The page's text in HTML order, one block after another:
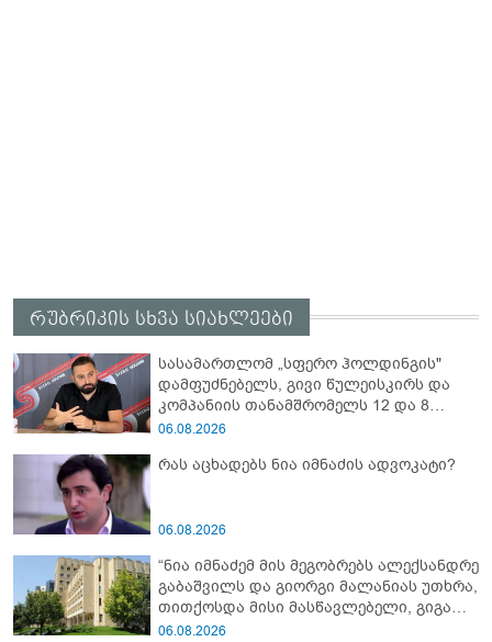
რუბრიკის სხვა სიახლეები
სასამართლომ „სფერო ჰოლდინგის"
დამფუძნებელს, გივი წულეისკირს და
კომპანიის თანამშრომელს 12 და 8
წლით თავისუფლების აღკვეთა
06.08.2026
რას აცხადებს ნია იმნაძის ადვოკატი?
06.08.2026
“ნია იმნაძემ მის მეგობრებს ალექსანდრე
გაბაშვილს და გიორგი მალანიას უთხრა,
თითქოსდა მისი მასწავლებელი, გიგა
ავალიანი ზედმეტ ყურადღებას იჩენდა
06.08.2026